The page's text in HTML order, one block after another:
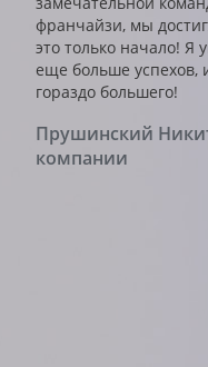
франчайзи, мы
это только начало! Я
еще больше успехов,
гораздо большего!
Прушинский
компании